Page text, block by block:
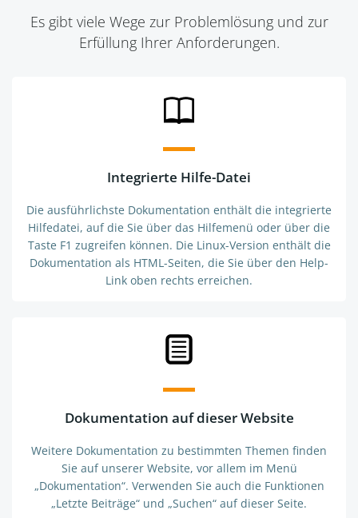
Es gibt viele Wege zur Problemlösung und zur
Erfüllung Ihrer Anforderungen.
Integrierte Hilfe-Datei
Die ausführlichste Dokumentation enthält die integrierte
Hilfedatei, auf die Sie über das Hilfemenü oder über die
Taste F1 zugreifen können. Die Linux-Version enthält die
Dokumentation als HTML-Seiten, die Sie über den Help-
Link oben rechts erreichen.
Dokumentation auf dieser Website
Weitere Dokumentation zu bestimmten Themen finden
Sie auf unserer Website, vor allem im Menü
„Dokumentation“. Verwenden Sie auch die Funktionen
„Letzte Beiträge“ und „Suchen“ auf dieser Seite.